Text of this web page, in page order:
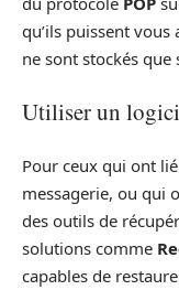
qu’ils puissent vous
ne sont stockés que
Utiliser un
Pour ceux qui ont
messagerie, ou qui
des outils de
solutions comme
capables de